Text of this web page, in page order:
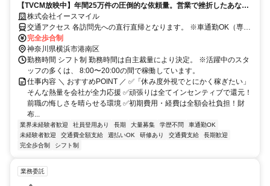
【TVCM放映中】年間25万件の圧倒的な依頼量。営業で挫折したあなた
へ、「一生モノの技術」と「這い上がる覚悟」を武器に、高収入を掴み
取る。
株式会社イースマイル
交通アクセス 各訪問先への直行直帰となります。 ※車通勤OK（専用
車の無償貸与あり） ※交通費全額支給（ガソリン代、高速代・パー
キング代は全額会社負担）
完全歩合制
神奈川県横浜市港南区
勤務時間 シフト制 勤務時間は自主裁量により決定。 ※活躍中のスタ
ッフの多くは、 8:00〜20:00の間で稼働しています。
仕事内容 ＼ おすすめPOINT ／ ✅「休み度外視でとにかく稼ぎたい」
そんな熱量を会社が全力応援 ✅頑張りは全てインセンティブで還元！
前職の悔しさを晴らせる環境 ✅初期費用・経費は全額会社負担！財
布...
業界未経験者歓迎 社員登用あり 長期 大量募集 学歴不問
車通勤OK
未経験者歓迎
交通費全額支給 週払いOK 研修あり 交通費支給
長期歓迎
完全歩合制
シフト制
業務委託